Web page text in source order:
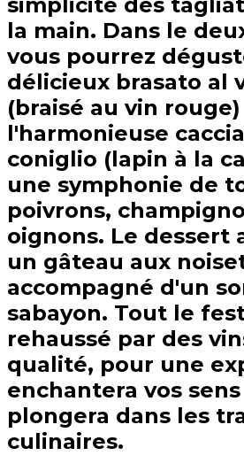
simplicité des
la main. Dans le
vous pourrez
délicieux brasato al
(braisé au vin
l'harmonieuse
coniglio (lapin à la
une symphonie de
poivrons,
oignons. Le dessert
un gâteau aux
accompagné d'un
sabayon. Tout le
rehaussé par des
qualité, pour une
enchantera vos
plongera dans les
culinaires.